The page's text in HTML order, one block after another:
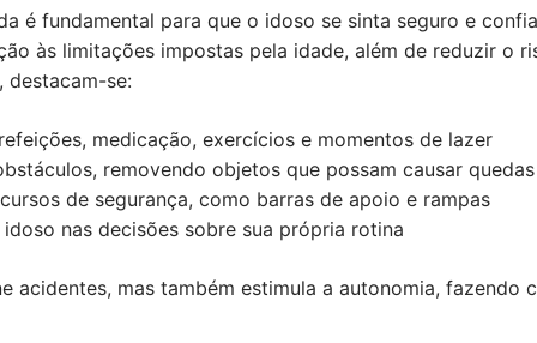
é fundamental para que o idoso se sinta seguro e
às limitações impostas pela idade, além de reduzir o
destacam-se:
medicação, exercícios e momentos de lazer
removendo objetos que possam causar quedas
de segurança, como barras de apoio e rampas
nas decisões sobre sua própria rotina
acidentes, mas também estimula a autonomia, fazendo